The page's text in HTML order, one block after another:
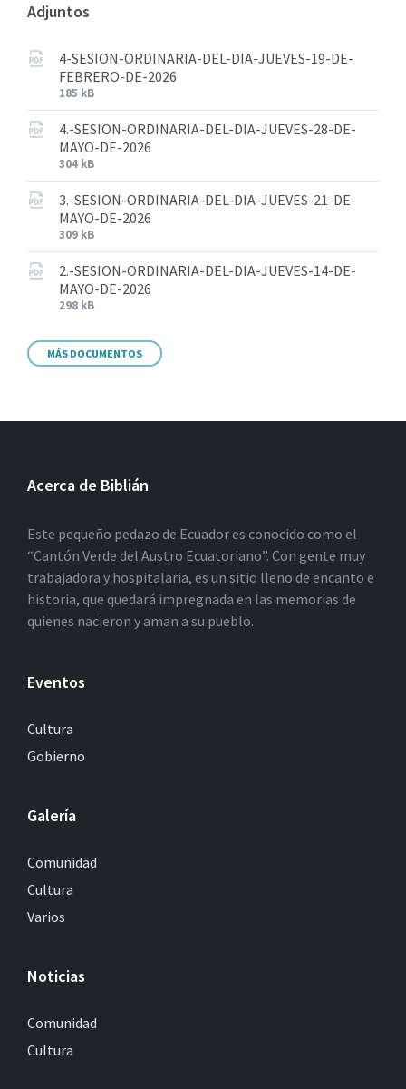
Adjuntos
4-SESION-ORDINARIA-DEL-DIA-JUEVES-19-DE-
FEBRERO-DE-2026
185 kB
4.-SESION-ORDINARIA-DEL-DIA-JUEVES-28-DE-
MAYO-DE-2026
304 kB
3.-SESION-ORDINARIA-DEL-DIA-JUEVES-21-DE-
MAYO-DE-2026
309 kB
2.-SESION-ORDINARIA-DEL-DIA-JUEVES-14-DE-
MAYO-DE-2026
298 kB
MÁS DOCUMENTOS
Acerca de Biblián
Este pequeño pedazo de Ecuador es conocido como el
“Cantón Verde del Austro Ecuatoriano”. Con gente muy
trabajadora y hospitalaria, es un sitio lleno de encanto e
historia, que quedará impregnada en las memorias de
quienes nacieron y aman a su pueblo.
Eventos
Cultura
Gobierno
Galería
Comunidad
Cultura
Varios
Noticias
Comunidad
Cultura